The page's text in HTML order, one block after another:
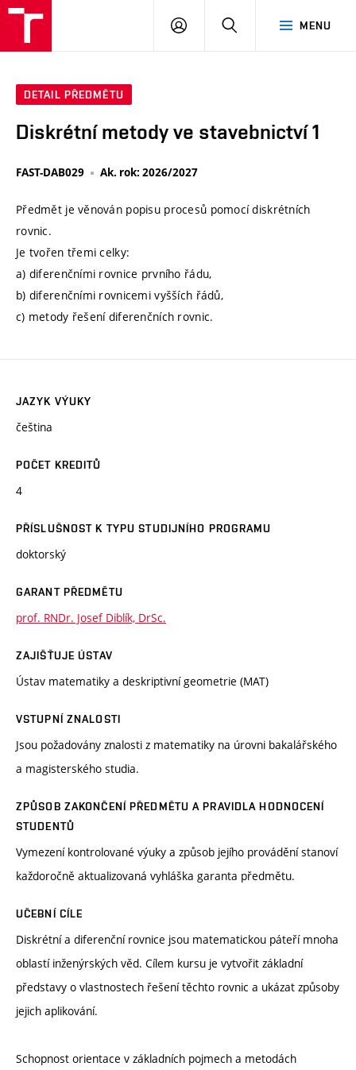
MENU
PŘIHLÁSIT
DETAIL PŘEDMĚTU
Diskrétní metody ve stavebnictví 1
FAST-DAB029 Ak. rok: 2026/2027
Předmět je věnován popisu procesů pomocí diskrétních
rovnic.
Je tvořen třemi celky:
a) diferenčními rovnice prvního řádu,
b) diferenčními rovnicemi vyšších řádů,
c) metody řešení diferenčních rovnic.
JAZYK VÝUKY
čeština
POČET KREDITŮ
4
PŘÍSLUŠNOST K TYPU STUDIJNÍHO PROGRAMU
doktorský
GARANT PŘEDMĚTU
prof. RNDr. Josef Diblík, DrSc.
ZAJIŠŤUJE ÚSTAV
Ústav matematiky a deskriptivní geometrie (MAT)
VSTUPNÍ ZNALOSTI
Jsou požadovány znalosti z matematiky na úrovni bakalářského
a magisterského studia.
ZPŮSOB ZAKONČENÍ PŘEDMĚTU A PRAVIDLA HODNOCENÍ
STUDENTŮ
Vymezení kontrolované výuky a způsob jejího provádění stanoví
každoročně aktualizovaná vyhláška garanta předmětu.
UČEBNÍ CÍLE
Diskrétní a diferenční rovnice jsou matematickou páteří mnoha
oblastí inženýrských věd. Cílem kursu je vytvořit základní
představy o vlastnostech řešení těchto rovnic a ukázat způsoby
jejich aplikování.
Schopnost orientace v základních pojmech a metodách